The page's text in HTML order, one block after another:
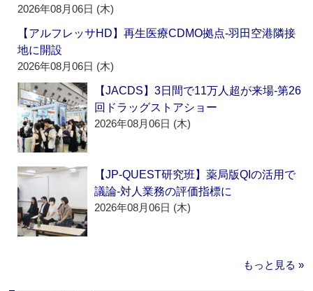
2026年08月06日 (木)
【アルフレッサHD】再生医療CDMO拠点‐羽田空港隣接
地に開設
2026年08月06日 (木)
【JACDS】3日間で11万人超が来場‐第26
回ドラッグストアショー
2026年08月06日 (木)
【JP-QUEST研究班】薬局版QIの活用で
議論‐対人業務の評価指標に
2026年08月06日 (木)
もっと見る »